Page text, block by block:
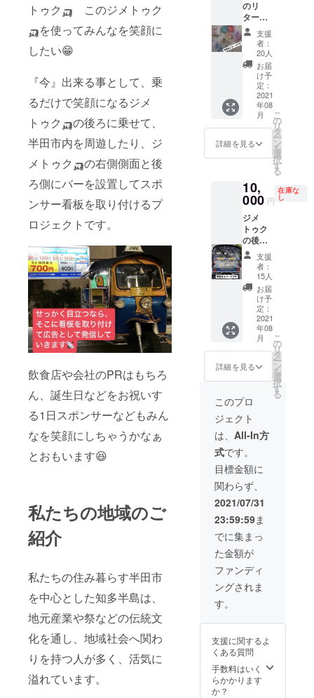
トゥク🛺 このジメトゥク
🛺を使ってみんなを笑顔に
したい😁
『今』出来る事として、乗
るだけで笑顔になるジメ
トゥク🛺の後ろに乗せて、
半田市内を周遊したり、ジ
メトゥク🛺の右側側面と後
ろ側にバーを設置してスポ
ンサー看板を取り付けるプ
ロジェクトです。
飲食店や会社のPRはもちろ
ん、誕生日などをお祝いす
る1日スポンサーなどもみん
なを笑顔にしちゃうかなぁ
とおもいます😆
私たちの地域のご
紹介
私たちの住み暮らす半田市
を中心とした知多半島は、
地元産業や祭などの伝統文
化を通し、地域社会へ関わ
りを持つ人が多く、活気に
溢れています。
) 発送は
8/1(日)
よりお
手紙を
書きま
すので
よろし
くお願
いしま
す。
ネート
してPR
しま
す。
メッ
セージ
を送っ
て頂き
コチラ
で印刷
します
が チラ
シなど
えま
す。 期
と1週間
1枠で1
日
¥5000 2
枠でお
得な1週
間にな
ります
¥10000
掲載時
期は要
相談 日
重複す
る場合
順にな
りま
す。 ※
看板デ
につい
て、今
回看板
スポン
サーと
してNG
の場合
は、ご
連絡の
上説明
させて
頂き、
ご返金
す。
クとの
体験を
さらに2
度3度味
わって
もらえ
るよう
に、
パッ
ケージ
にジメ
トゥク
のデザ
を描い
たもの
を印刷
しま
す。 ジ
メトゥ
クキャ
ンディ
を手に
した子
ども達
の最高
の笑顔
のスポ
ンサー
になり
ません
サーの
名前は
ボード
にして
ジメ
トゥク
キャン
ディを
配る時
させて
頂きま
す。 お
名前は
備考欄
にお願
いしま
い場合
はユー
ザー名
になり
ます。
のリ
ターン
は、ジ
メトゥ
クで出
会う子
ども達
に 飴
ちゃん
をプレ
ゼント
する飴
ちゃん
スポン
サー枠
ジメ
トゥク
との体
験をさ
らに2度
3度味
わって
もらえ
るよう
に、
パッ
ケージ
にジメ
トゥク
のデザ
インに
メッ
たもの
を印刷
しま
す。 ジ
メトゥ
クキャ
ンディ
を手に
した子
ども達
の最高
の笑顔
のスポ
ンサー
になり
ません
か？ ス
ポン
名前は
ボード
にして
ジメ
トゥク
キャン
支援
者：
20人
お届
け予
定：
2021
年08
月
詳細を見る
こ
の
リ
タ
ー
ン
を
選
択
す
る
10,
000 円
在庫な
し
ジメ
トゥク
の後ろ
側の看
板スポ
ンサー
枠(6ヶ
で頂き
有難う
ござい
ます。
お店や
会社な
どのPR
に是非
ご利用
くださ
い。
テール
ランプ
の縦の
棒に２
本ステ
ンレス
を取り
付け ポ
リカボ
ネード
を看板
位置に
設置し
ます(写
真のイ
板に15
テッ
カーを
配置し
ます。
デザイ
支援
者：
15人
お届
け予
定：
2021
年08
月
詳細を見る
こ
の
リ
タ
ー
ン
を
選
択
す
る
このプロ
ジェクト
は、 All-In方
式です。
目標金額に
関わらず、
2021/07/31
23:59:59ま
でに集まっ
た金額が
ファンディ
ングされま
す。
支援に関するよ
くある質問
手数料はいく
らかかります
か？